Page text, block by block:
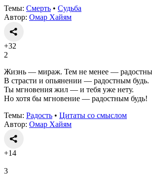
Темы: Смерть • Судьба
Автор: Омар Хайям
+32
2
Жизнь — мираж. Тем не менее —
В страсти и опьянении — радостным будь.
Ты мгновения жил — и тебя уже нету.
Но хотя бы мгновение — радостным будь!
Темы: Радость • Цитаты со смыслом
Автор: Омар Хайям
+14
3